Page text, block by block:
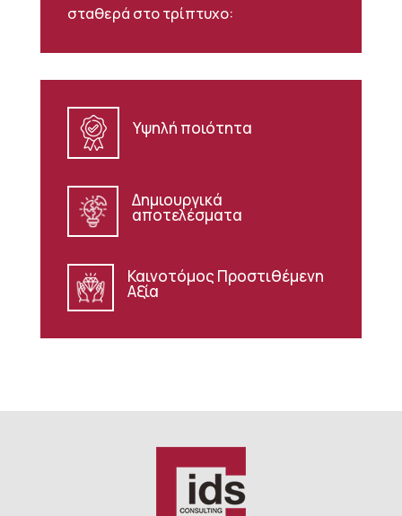
σταθερά στο τρίπτυχο:
Υψηλή ποιότητα
Δημιουργικά
αποτελέσματα
Καινοτόμος Προστιθέμενη
Αξία